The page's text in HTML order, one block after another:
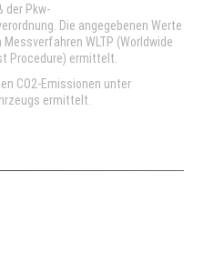
der Pkw-
Die angegebenen Werte
WLTP (Worldwide
Procedure) ermittelt.
CO2-Emissionen unter
ermittelt.